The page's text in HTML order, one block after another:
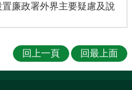
廉政署外界主要疑慮及說
回上一頁 回最上面